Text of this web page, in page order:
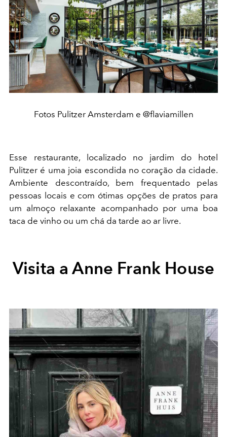
Fotos Pulitzer Amsterdam e @flaviamillen
Esse restaurante, localizado no jardim do hotel
Pulitzer é uma joia escondida no coração da cidade.
Ambiente descontraído, bem frequentado pelas
pessoas locais e com ótimas opções de pratos para
um almoço relaxante acompanhado por uma boa
taca de vinho ou um chá da tarde ao ar livre.
Visita a Anne Frank House